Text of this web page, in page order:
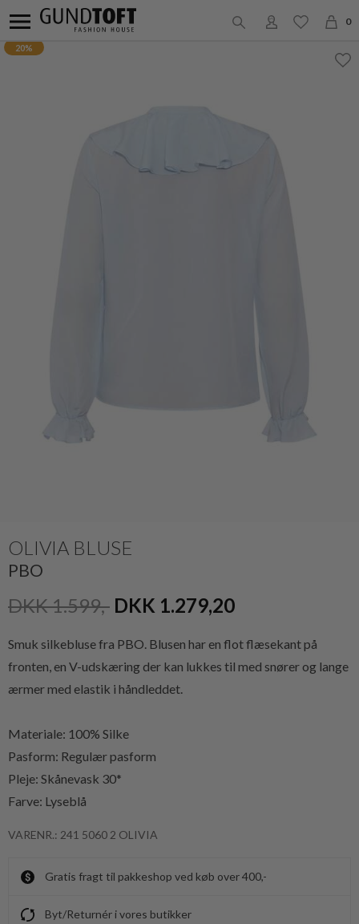
0
20%
OLIVIA BLUSE
PBO
DKK 1.599,- DKK 1.279,20
Smuk silkebluse fra PBO. Blusen har en flot flæsekant på
fronten, en V-udskæring der kan lukkes til med snører og lange
ærmer med elastik i håndleddet.
Materiale: 100% Silke
Pasform: Regulær pasform
Pleje: Skånevask 30*
Farve: Lyseblå
VARENR.: 241 5060 2 OLIVIA
Gratis fragt til pakkeshop ved køb over 400,-
Byt/Returnér i vores butikker